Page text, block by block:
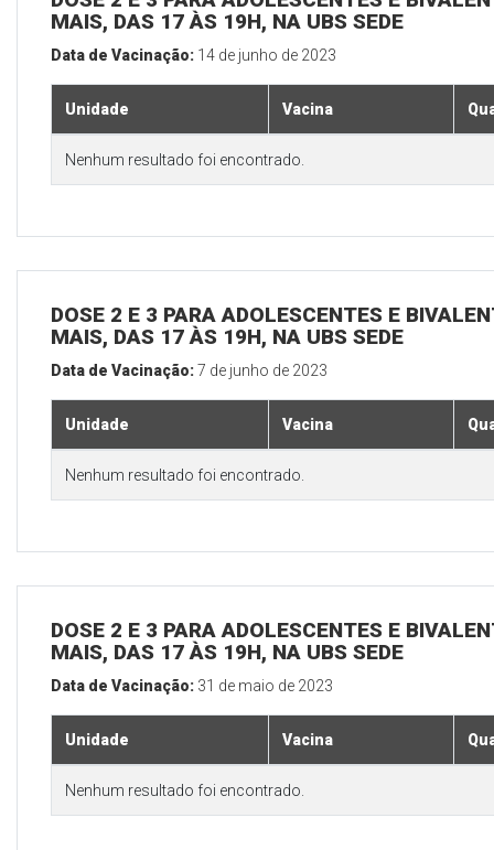
MAIS, DAS 17 ÀS 19H, NA UBS SEDE
Data de Vacinação: 14 de junho de 2023
Unidade Vacina
Nenhum resultado foi encontrado.
DOSE 2 E 3 PARA ADOLESCENTES E
MAIS, DAS 17 ÀS 19H, NA UBS SEDE
Data de Vacinação:7 de junho de 2023
Unidade Vacina
Nenhum resultado foi encontrado.
DOSE 2 E 3 PARA ADOLESCENTES E
MAIS, DAS 17 ÀS 19H, NA UBS SEDE
Data de Vacinação: 31 de maio de 2023
Unidade Vacina
Nenhum resultado foi encontrado.